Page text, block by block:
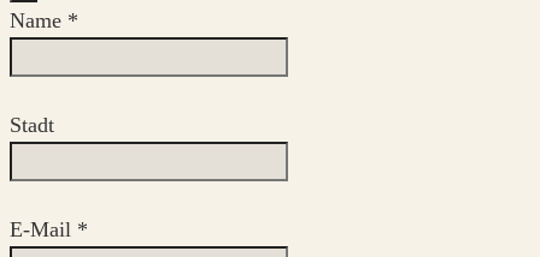
Formular
ausblenden
Name *
Stadt
E-Mail *